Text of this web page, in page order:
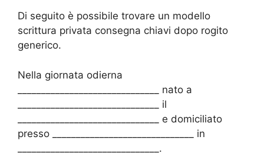
Di seguito è possibile trovare un modello
scrittura privata consegna chiavi dopo rogito
generico.
Nella giornata odierna
______________________________ nato a
______________________________ il
______________________________ e domiciliato
presso ______________________________ in
______________________________.